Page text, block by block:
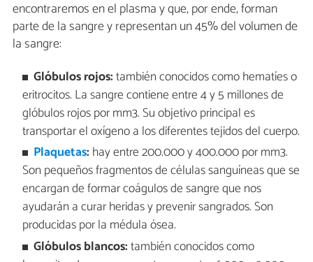
encontraremos en el plasma y que, por ende, forman
parte de la sangre y representan un 45% del volumen de
la sangre:
Glóbulos rojos:también conocidos como hematíes o
eritrocitos. La sangre contiene entre 4 y 5 millones de
glóbulos rojos por mm3. Su objetivo principal es
transportar el oxígeno a los diferentes tejidos del cuerpo.
Plaquetas: hay entre 200.000 y 400.000 por mm3.
Son pequeños fragmentos de células sanguíneas que se
encargan de formar coágulos de sangre que nos
ayudarán a curar heridas y prevenir sangrados. Son
producidas por la médula ósea.
Glóbulos blancos:también conocidos como